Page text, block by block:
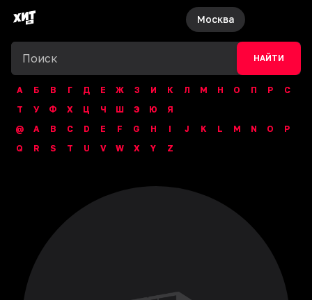
Москва
НАЙТИ
А Б В Г Д Е Ж З И К Л М Н О П Р
С
Т
У Ф Х Ц Ч Ш Э Ю
Я
@
A B C D E F G H I J K L M N O
P
Q
R S T U V W X Y Z